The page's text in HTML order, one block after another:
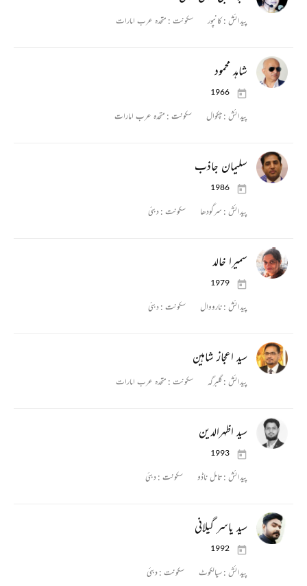
پیدائش :کانپور سکونت : متحدہ عرب امارات
شاہد محمود
1966
پیدائش :چکوال سکونت : متحدہ عرب امارات
سلیمان جاذب
1986
پیدائش : سرگودھا سکونت :دبئی
سمیرا خالد
1979
پیدائش :نارووال سکونت :دبئی
سید اعجاز شاہین
پیدائش : گلبرگہ سکونت : متحدہ عرب امارات
سید اظہرالدین
1993
پیدائش :تامل ناڈو سکونت :دبئی
سید یاسر گیلانی
1992
پیدائش :سیالکوٹ سکونت :دبئی